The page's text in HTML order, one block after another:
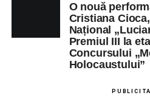
O nouă
Cristiana
Național
Premiul III la
Concursului
Holocaustului”